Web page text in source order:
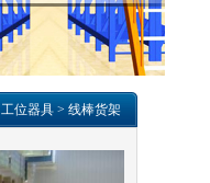
工位器具> 线棒货架